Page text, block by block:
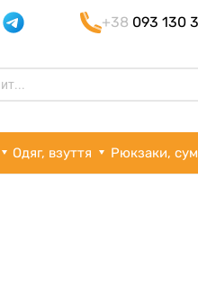
+38 093 130
Одяг, взуття Рюкзаки,